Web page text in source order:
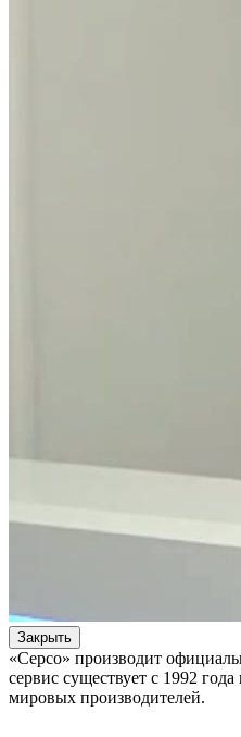
Закрыть
«Серсо» производит
сервис существует с 1992
мировых производителей.